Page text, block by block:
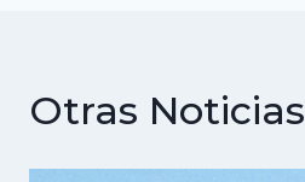
Otras Noticias